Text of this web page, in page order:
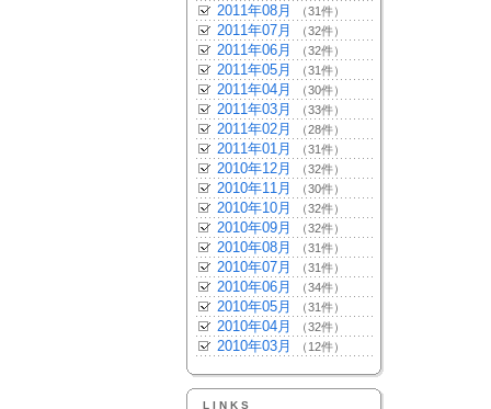
2011年08月 （31件）
2011年07月 （32件）
2011年06月 （32件）
2011年05月 （31件）
2011年04月 （30件）
2011年03月 （33件）
2011年02月 （28件）
2011年01月 （31件）
2010年12月 （32件）
2010年11月 （30件）
2010年10月 （32件）
2010年09月 （32件）
2010年08月 （31件）
2010年07月 （31件）
2010年06月 （34件）
2010年05月 （31件）
2010年04月 （32件）
2010年03月 （12件）
LINKS